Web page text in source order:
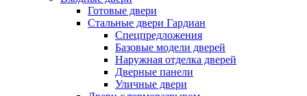
Готовые двери
Стальные двери Гардиан
Спецпредложения
Базовые модели дверей
Наружная отделка дверей
Дверные панели
Уличные двери